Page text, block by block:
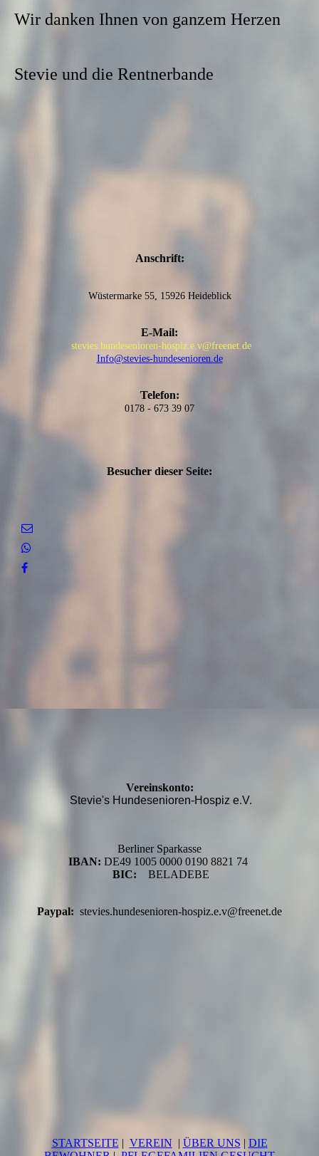
Wir danken Ihnen von ganzem Herzen
Stevie und die Rentnerbande
Anschrift:
Wüstermarke 55, 15926 Heideblick
E-Mail:
stevies.hundesenioren-hospiz.e.v@freenet.de
Info@stevies-hundesenioren.de
Telefon:
0178 - 673 39 07
Besucher dieser Seite:
Vereinskonto:
Stevie's Hundesenioren-Hospiz e.V.
Berliner Sparkasse
IBAN: DE49 1005 0000 0190 8821 74
BIC:
BELADEBE
Paypal: stevies.hundesenioren-hospiz.e.v@freenet.de
STARTSEITE | VEREIN | ÜBER UNS | DIE